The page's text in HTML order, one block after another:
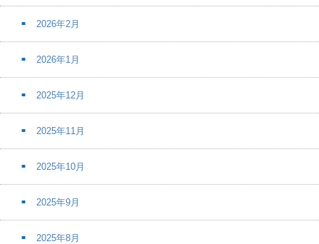
2026年2月
2026年1月
2025年12月
2025年11月
2025年10月
2025年9月
2025年8月